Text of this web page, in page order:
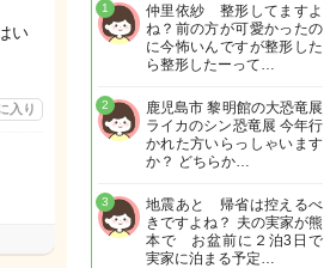
い
入り
仲里依紗 整形してますよ
ね？前の方が可愛かったの
に今怖いんですが整形した
ら整形したーって…
1
鹿児島市 黎明館の大恐竜展
ライカのシン恐竜展 今年行
かれた方いらっしゃいます
か？ どちらか…
2
地震あと 帰省は控えるべ
きですよね？ 夫の実家が熊
本で お盆前に２泊3日で
実家に泊まる予定…
3